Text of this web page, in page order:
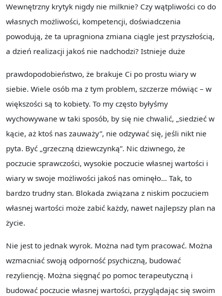
Wewnętrzny krytyk nigdy nie milknie? Czy wątpliwości co do
własnych możliwości, kompetencji, doświadczenia
powodują, że ta upragniona zmiana ciągle jest przyszłością,
a dzień realizacji jakoś nie nadchodzi? Istnieje duże
prawdopodobieństwo, że brakuje Ci po prostu wiary w
siebie. Wiele osób ma z tym problem, szczerze mówiąc – w
większości są to kobiety. To my często byłyśmy
wychowywane w taki sposób, by się nie chwalić, „siedzieć w
kącie, aż ktoś nas zauważy”, nie odzywać się, jeśli nikt nie
pyta. Być „grzeczną dziewczynką”. Nic dziwnego, że
poczucie sprawczości, wysokie poczucie własnej wartości i
wiary w swoje możliwości jakoś nas ominęło… Tak, to
bardzo trudny stan. Blokada związana z niskim poczuciem
własnej wartości może zabić każdy, nawet najlepszy plan na
życie.
Nie jest to jednak wyrok. Można nad tym pracować. Można
wzmacniać swoją odporność psychiczną, budować
rezyliencję. Można sięgnąć po pomoc terapeutyczną i
budować poczucie własnej wartości, przyglądając się swoim